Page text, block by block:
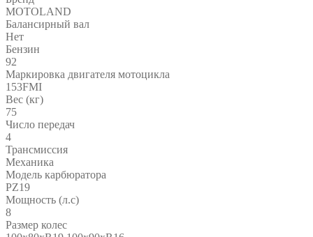
MOTOLAND
Балансирный вал
Нет
Бензин
92
Маркировка двигателя мотоцикла
153FMI
Вес (кг)
75
Число передач
4
Трансмиссия
Механика
Модель карбюратора
PZ19
Мощность (л.с)
8
Размер колес